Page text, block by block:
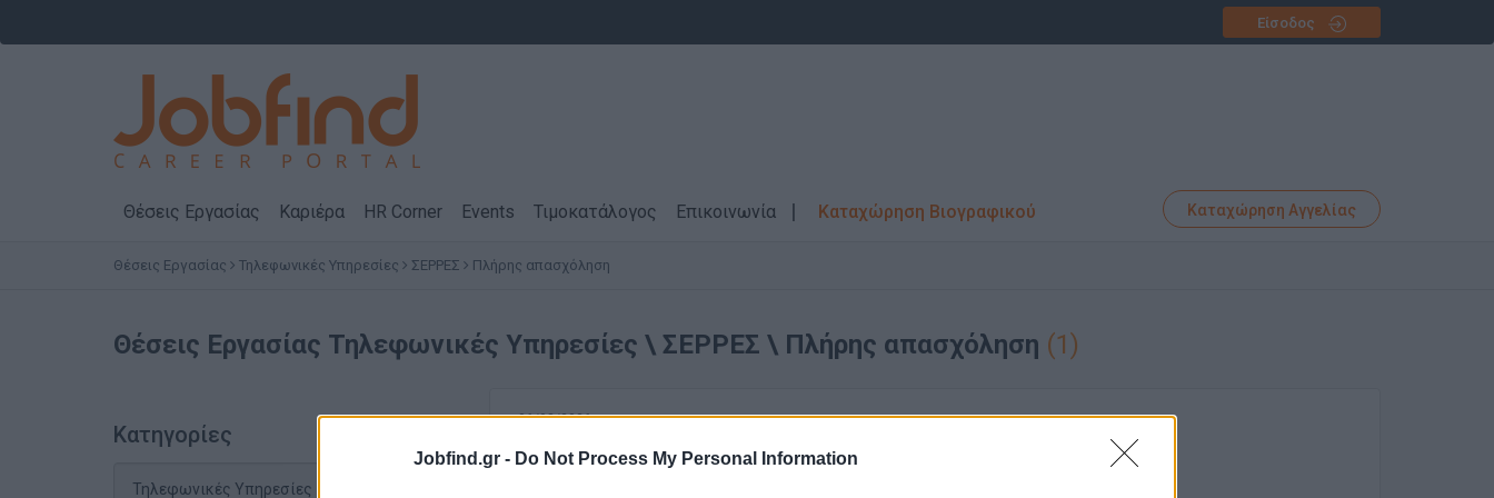
Jobfind.gr - Do Not Process My Personal Information
Είσοδος
Θέσεις Εργασίας Καριέρα HR Corner Events Τιμοκατάλογος Επικοινωνία Καταχώρηση Βιογραφικού Καταχώρηση Αγγελίας
Θέσεις Εργασίας Τηλεφωνικές Υπηρεσίες ΣΕΡΡΕΣ Πλήρης απασχόληση
Θέσεις Εργασίας Τηλεφωνικές Υπηρεσίες \ ΣΕΡΡΕΣ \ Πλήρης απασχόληση (1)
Κατηγορίες
06/08/2026
Τηλεφωνικές Υπηρεσίες